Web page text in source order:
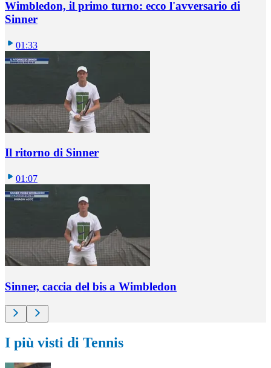
Wimbledon, il primo turno: ecco l'avversario di
Sinner
01:33
Il ritorno di Sinner
01:07
Sinner, caccia del bis a Wimbledon
I più visti di Tennis